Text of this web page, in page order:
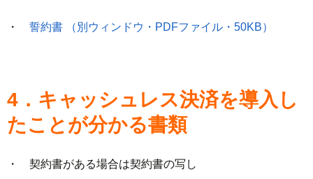
・ 誓約書 （別ウィンドウ・PDFファイル・50KB）
4．キャッシュレス決済を導入し
たことが分かる書類
・ 契約書がある場合は契約書の写し